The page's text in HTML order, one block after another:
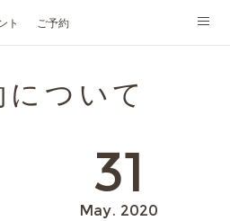
ト ご予約
について
31
May 2020